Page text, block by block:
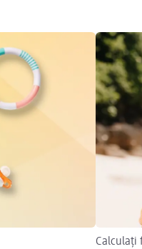
Calculați